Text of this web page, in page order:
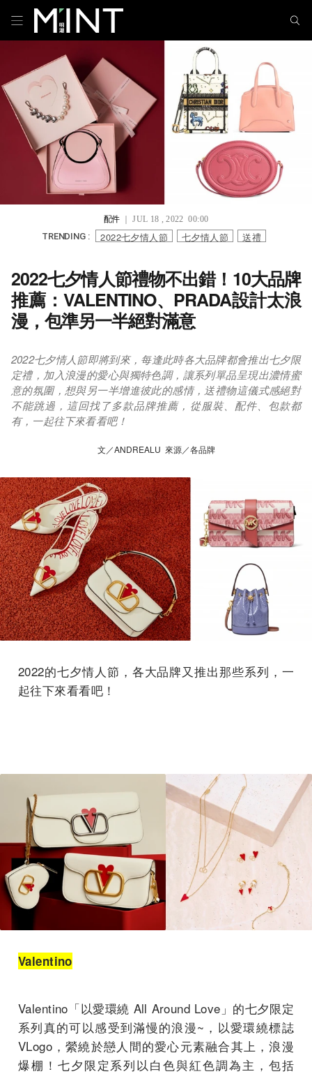
配件｜ JUL 18 , 2022 00:00
TRENDING : 2022七夕情人節 七夕情人節 送禮
2022七夕情人節禮物不出錯！10大品牌
推薦：VALENTINO、PRADA設計太浪
漫，包準另一半絕對滿意
2022七夕情人節即將到來，每逢此時各大品牌都會推出七夕限
定禮，加入浪漫的愛心與獨特色調，讓系列單品呈現出濃情蜜
意的氛圍，想與另一半增進彼此的感情，送禮物這儀式感絕對
不能跳過，這回找了多款品牌推薦，從服裝、配件、包款都
有，一起往下來看看吧！
文／ANDREALU 來源／各品牌
2022的七夕情人節，各大品牌又推出那些系列，一
起往下來看看吧！
Valentino
Valentino「以愛環繞 All Around Love」的七夕限定
系列真的可以感受到滿慢的浪漫~，以愛環繞標誌
VLogo，縈繞於戀人間的愛心元素融合其上，浪漫
爆棚！七夕限定系列以白色與紅色調為主，包括